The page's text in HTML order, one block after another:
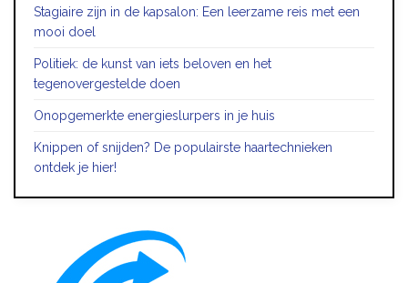
Stagiaire zijn in de kapsalon: Een leerzame reis met een
mooi doel
Politiek: de kunst van iets beloven en het
tegenovergestelde doen
Onopgemerkte energieslurpers in je huis
Knippen of snijden? De populairste haartechnieken
ontdek je hier!